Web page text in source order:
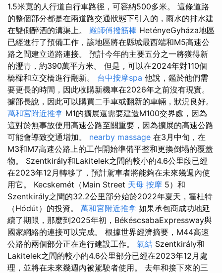
1.5米寬的人行道自行車路徑，可容納500多米。 這條道路
的整個部分都是在兩道路交通狀態下引入的，雨水的排水建
在雙側醉酒的溝渠上。 嚴師傅撥筋棒 HetényeGyháza地區
已經進行了預備工作，該地區將在縣城最西端和M5高速公
路之間建立道路連接。 預計今年的主要五分之一將獲得新
的瀝青，約390萬平方米。 但是，可以在2024年對110個
橋樑和立交橋進行翻新。 台中按摩spa 他說，鑑於他們需
要更長的時間，因此收購新機車在2026年之前沒有現實。
據部長說，因此可以購買二手車或翻新的車輛，狀況良好。
萬和宮附近推拿 M1的擴展還需要建造M100交界處，因為
這對於無事故使用高速公路至關重要，因為擴展的高速公路
可能會導致交通增加。 nearby massage 在3月中旬，在
M3和M7高速公路上的工作開始準備平整和更換倒塌的覆蓋
物。 Szentkirály和Lakitelek之間的較小的4.6公里段已經
在2023年12月轉移了，預計駕車者將能夠在未來幾週內使
用它。 Kecskemét（Main Street 天母 按摩 5）和
Szentkirály之間的32.2公里部分始於2022年夏天，霍杜特
（Hódút）的投資。 萬和宮附近推拿 如果承包商成功地延
續了期限，那麼到2025年初，BékéscsabaExpressway與
國家網絡的連接可以完成。 根據世界經濟摘要，M44高速
公路的兩個部分正在進行建設工作。 氣結 Szentkirály和
Lakitelek之間的較小的4.6公里部分已經在2023年12月處
理，並將在未來幾週內被駕駛者使用。 去年和接下來的三